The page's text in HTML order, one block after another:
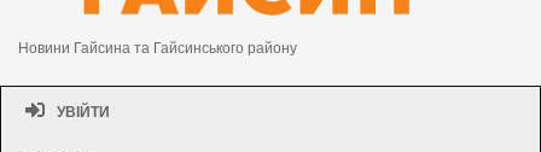
Новини Гайсина та Гайсинського району
УВІЙТИ